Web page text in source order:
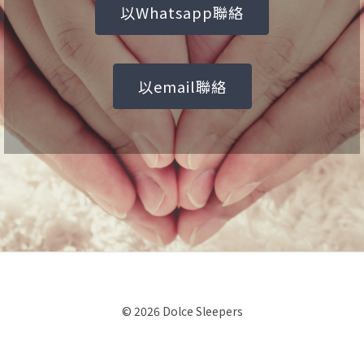
以Whatsapp聯絡
以email聯絡
© 2026 Dolce Sleepers